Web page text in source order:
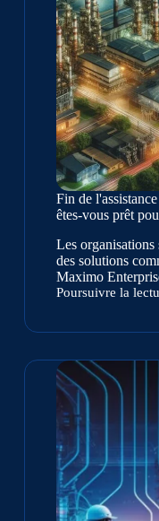
Fin de
êtes-vous prêt
Les organisations
des solutions
Maximo
Poursuivre la
Fin
l'assistance
IBM
Maximo
7.6.1.x
êtes-
vous
prêt
pour
la
transition
?